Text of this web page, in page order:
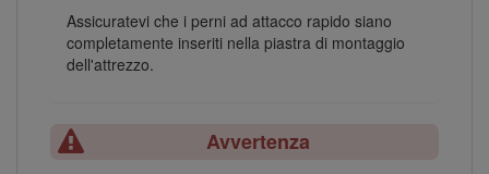
Assicuratevi che i perni ad attacco rapido siano
completamente inseriti nella piastra di montaggio
dell'attrezzo.
Avvertenza